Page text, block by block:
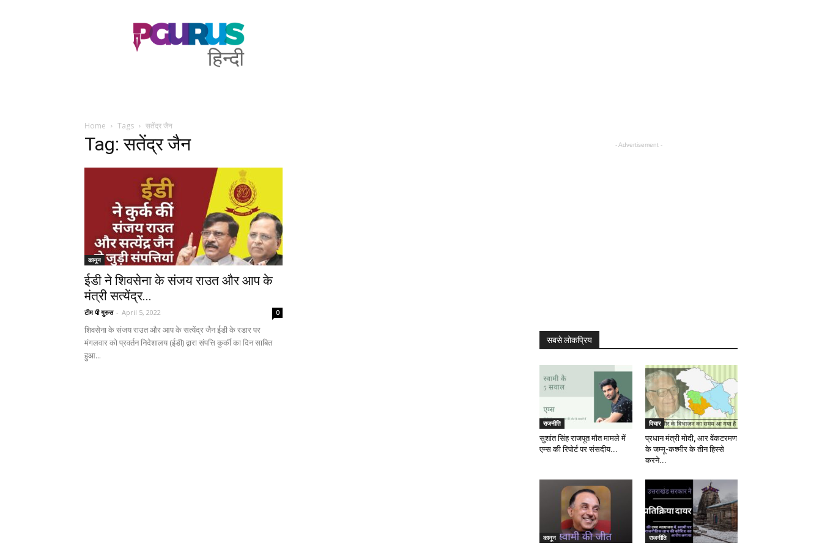
PGurus
Hindi
Home Tags सतेंद्र जैन
Tag: सतेंद्र जैन
कानून
ईडी ने शिवसेना के संजय राउत और आप के
मंत्री सत्येंद्र...
टीम पी गुरुस - April 5, 2022 0
शिवसेना के संजय राउत और आप के सत्येंद्र जैन ईडी के रडार पर
मंगलवार को प्रवर्तन निदेशालय (ईडी) द्वारा संपत्ति कुर्की का दिन साबित
हुआ...
- Advertisement -
सबसे लोकप्रिय
राजनीति
सुशांत सिंह राजपूत मौत मामले में
एम्स की रिपोर्ट पर संसदीय...
विचार
प्रधान मंत्री मोदी, आर वेंकटरमण
के जम्मू-कश्मीर के तीन हिस्से
करने...
कानून राजनीति